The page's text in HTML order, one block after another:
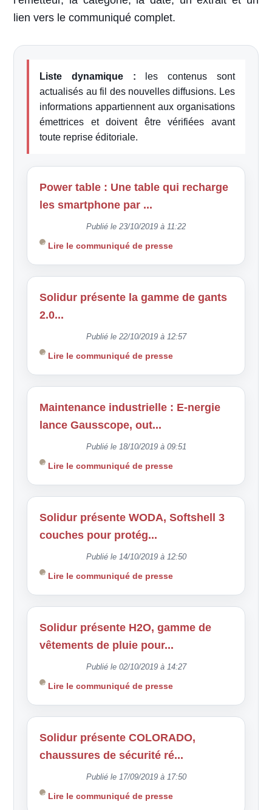
lien vers le communiqué complet.
Liste dynamique : les contenus sont
actualisés au fil des nouvelles diffusions. Les
informations appartiennent aux organisations
émettrices et doivent être vérifiées avant
toute reprise éditoriale.
Power table : Une table qui recharge
les smartphone par ...
Publié le 23/10/2019 à 11:22
Lire le communiqué de presse
Solidur présente la gamme de gants
2.0...
Publié le 22/10/2019 à 12:57
Lire le communiqué de presse
Maintenance industrielle : E-nergie
lance Gausscope, out...
Publié le 18/10/2019 à 09:51
Lire le communiqué de presse
Solidur présente WODA, Softshell 3
couches pour protég...
Publié le 14/10/2019 à 12:50
Lire le communiqué de presse
Solidur présente H2O, gamme de
vêtements de pluie pour...
Publié le 02/10/2019 à 14:27
Lire le communiqué de presse
Solidur présente COLORADO,
chaussures de sécurité ré...
Publié le 17/09/2019 à 17:50
Lire le communiqué de presse